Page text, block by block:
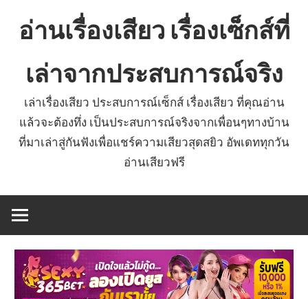
อ่านเรื่องเสียว เรื่องเซ็กส์ที่
เล่าจากประสบการณ์จริง
เล่าเรื่องเสียว ประสบการณ์เซ็กส์ เรื่องเสียว ที่คุณอ่าน
แล้วจะต้องทึ่ง เป็นประสบการณ์จริงจากเพื่อนๆทางบ้าน
ที่มาเล่าสู่กันฟังเพื่อแชร์ความเสียวสุดสยิว อัพเดททุกวัน
อ่านเสียวฟรี